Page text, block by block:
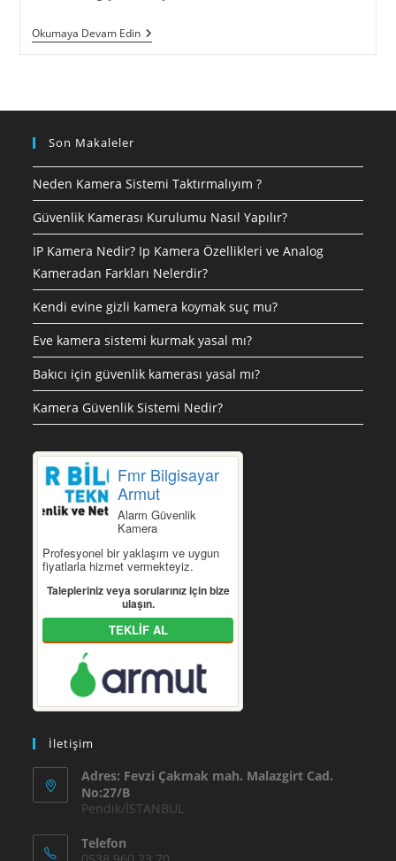
Okumaya Devam EdinAnakart
Nasıl
Son Makaleler
Neden Kamera Sistemi Taktırmalıyım ?
Güvenlik Kamerası Kurulumu Nasıl Yapılır?
IP Kamera Nedir? Ip Kamera Özellikleri ve Analog
Kameradan Farkları Nelerdir?
Kendi evine gizli kamera koymak suç mu?
Eve kamera sistemi kurmak yasal mı?
Bakıcı için güvenlik kamerası yasal mı?
Kamera Güvenlik Sistemi Nedir?
Fmr Bilgisayar
Armut
Alarm Güvenlik
Kamera
Profesyonel bir yaklaşım ve uygun
fiyatlarla hizmet vermekteyiz.
Talepleriniz veya sorularınız için bize
ulaşın.
TEKLİF AL
İletişim
Adres: Fevzi Çakmak mah. Malazgirt Cad.
No:27/B
Pendik/İSTANBUL
Telefon